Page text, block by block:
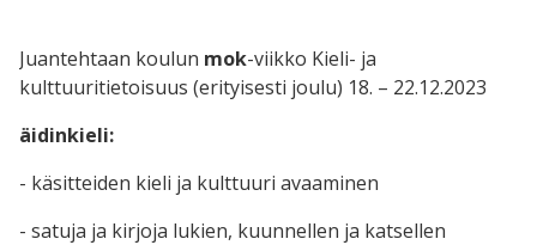
Juantehtaan koulun mok-viikko Kieli- ja
kulttuuritietoisuus (erityisesti joulu) 18. – 22.12.2023
äidinkieli:
- käsitteiden kieli ja kulttuuri avaaminen
- satuja ja kirjoja lukien, kuunnellen ja katsellen